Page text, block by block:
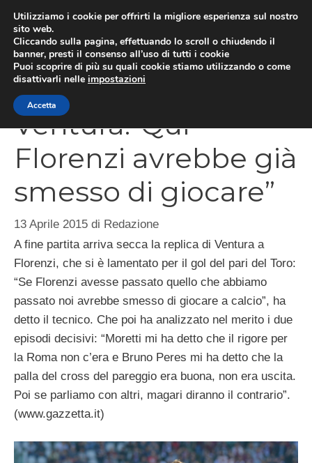
contenuto
Ventura:”Qui
Florenzi avrebbe già
smesso di giocare”
13 Aprile 2015 di Redazione
A fine partita arriva secca la replica di Ventura a
Florenzi, che si è lamentato per il gol del pari del Toro:
“Se Florenzi avesse passato quello che abbiamo
passato noi avrebbe smesso di giocare a calcio”, ha
detto il tecnico. Che poi ha analizzato nel merito i due
episodi decisivi: “Moretti mi ha detto che il rigore per
la Roma non c’era e Bruno Peres mi ha detto che la
palla del cross del pareggio era buona, non era uscita.
Poi se parliamo con altri, magari diranno il contrario”.
(www.gazzetta.it)
Utilizziamo i cookie per offrirti la migliore esperienza sul nostro
sito web.
Cliccando sulla pagina, effettuando lo scroll o chiudendo il
banner, presti il consenso all’uso di tutti i cookie
Puoi scoprire di più su quali cookie stiamo utilizzando o come
disattivarli nelle impostazioni
Accetta